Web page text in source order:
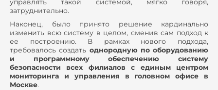
управлять такой системой, мягко говоря,
затруднительно.
Наконец, было принято решение кардинально
изменить всю систему в целом, сменив сам подход к
ее построению. В рамках нового подхода,
требовалось создать однородную по оборудованию
и программному обеспечению систему
безопасности всех филиалов с единым центром
мониторинга и управления в головном офисе в
Москве.